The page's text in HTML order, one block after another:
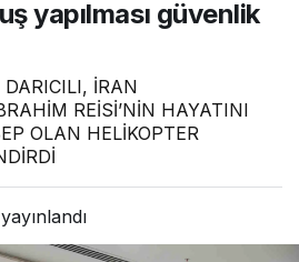
yapılması güvenlik
İRAN
REİSİ’NİN HAYATINI
OLAN HELİKOPTER
yayınlandı